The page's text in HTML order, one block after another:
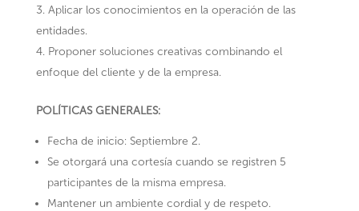
Aplicar los conocimientos en la operación de las
entidades.
Proponer soluciones creativas combinando el
enfoque del cliente y de la empresa.
POLÍTICAS GENERALES:
Fecha de inicio: Septiembre 2.
Se otorgará una cortesía cuando se registren 5
participantes de la misma empresa.
Mantener un ambiente cordial y de respeto.